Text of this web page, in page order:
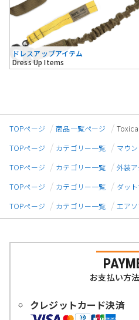
ドレスアップアイテム
Dress Up Items
TOPページ 商品一覧ページ
TOPページ
カテゴリー一覧 マウ
TOPページ
カテゴリー一覧 外装
TOPページ
カテゴリー一覧 ダッ
TOPページ
カテゴリー一覧 エア
お支払い方
クレジットカード決済